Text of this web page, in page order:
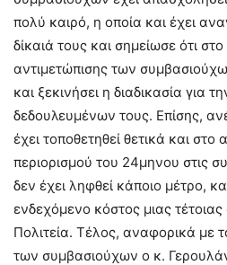
πολύ καιρό, η οποία και έχει
δίκαιά τους και σημείωσε ότι στο
αντιμετώπισης των
και ξεκινήσει η διαδικασία για
δεδουλευμένων τους. Επίσης,
έχει τοποθετηθεί θετικά και στο
περιορισμού του 24μηνου στις
δεν έχει ληφθεί κάποιο μέτρο,
ενδεχόμενο κόστος μιας
Πολιτεία. Τέλος, αναφορικά με
των συμβασιούχων ο κ.